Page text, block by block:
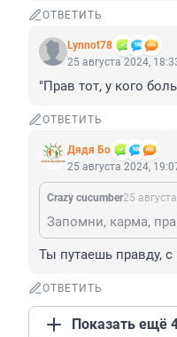
ОТВЕТИТЬ
Lynnot78
25 августа 2024,
"Прав тот, у кого
ОТВЕТИТЬ
Дядя Бо
25 августа 2024,
Crazy cucumber25
Ты путаешь правду,
ОТВЕТИТЬ
Показать ещё